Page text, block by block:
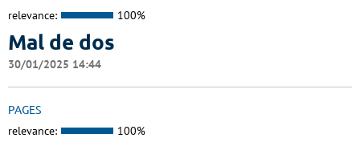
relevance: 100%
Mal de dos
30/01/2025 14:44
PAGES
relevance: 100%